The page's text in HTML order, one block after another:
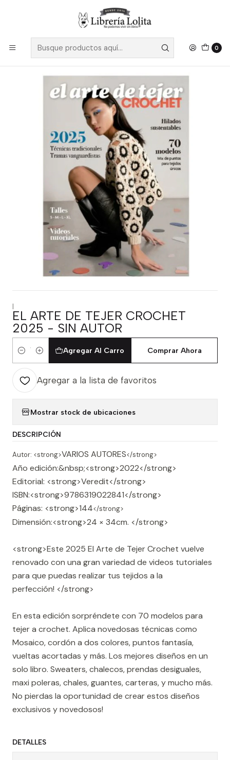
0
Despacho a todo Chile
|
EL ARTE DE TEJER CROCHET
2025 - SIN AUTOR
Cantidad
Agregar Al Carro Comprar Ahora
Agregar a la lista de favoritos
Mostrar stock de ubicaciones
DESCRIPCIÓN
Autor: <strong>VARIOS AUTORES</strong>
Año edición:&nbsp;<strong>2022</strong>
Editorial: <strong>Veredit</strong>
ISBN:<strong>9786319022841</strong>
Páginas: <strong>144</strong>
Dimensión:<strong>24 × 34cm. </strong>
<strong>Este 2025 El Arte de Tejer Crochet vuelve
renovado con una gran variedad de videos tutoriales
para que puedas realizar tus tejidos a la
perfección! </strong>
En esta edición sorpréndete con 70 modelos para
tejer a crochet. Aplica novedosas técnicas como
Mosaico, cordón a dos colores, puntos fantasía,
vueltas acortadas y más. Los mejores diseños en un
solo libro. Sweaters, chalecos, prendas desiguales,
maxi poleras, chales, guantes, carteras, y mucho más.
No pierdas la oportunidad de crear estos diseños
exclusivos y novedosos!
DETALLES